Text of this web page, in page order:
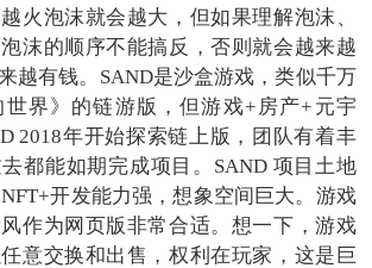
火泡沫就会越大，但如果理解泡沫、
沫的顺序不能搞反，否则就会越来越
越有钱。SAND是沙盒游戏，类似千万
界》的链游版，但游戏+房产+元宇
2018年开始探索链上版，团队有着丰
都能如期完成项目。SAND 项目土地
开发能力强，想象空间巨大。游戏
作为网页版非常合适。想一下，游戏
意交换和出售，权利在玩家，这是巨